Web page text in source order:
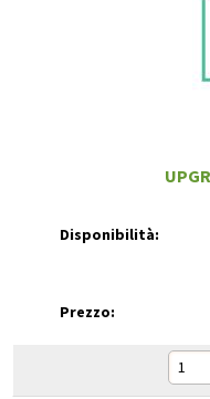
Disponibilità:
Prezzo: